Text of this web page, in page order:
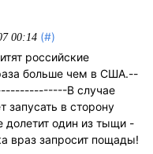
00:14 (#)
российские
больше чем в США.--
В случае
запусать в сторону
один из тыщи -
враз запросит пощады!